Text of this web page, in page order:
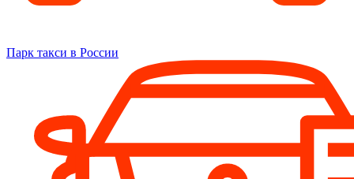
Парк такси в России